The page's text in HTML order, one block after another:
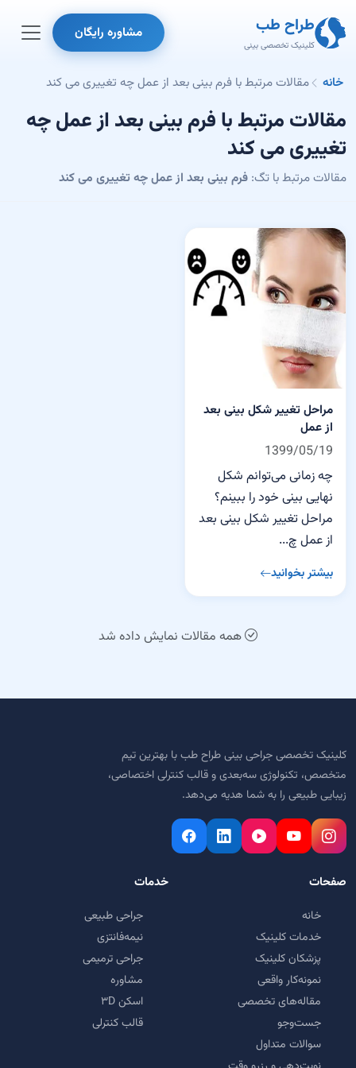
طراح طب
کلینیک تخصصی بینی
مشاوره رایگان
خانه مقالات مرتبط با فرم بینی بعد از عمل چه تغییری می کند
مقالات مرتبط با فرم بینی بعد از عمل چه
تغییری می کند
مقالات مرتبط با تگ: فرم بینی بعد از عمل چه تغییری می کند
مراحل تغییر شکل بینی بعد
از عمل
1399/05/19
چه زمانی می‌توانم شکل
نهایی بینی خود را ببینم؟
مراحل تغییر شکل بینی بعد
از عمل چ...
بیشتر بخوانید
همه مقالات نمایش داده شد
کلینیک تخصصی جراحی بینی طراح طب با بهترین تیم
متخصص، تکنولوژی سه‌بعدی و قالب کنترلی اختصاصی،
زیبایی طبیعی را به شما هدیه می‌دهد.
صفحات
خانه
خدمات کلینیک
پزشکان کلینیک
نمونه‌کار واقعی
مقاله‌های تخصصی
جست‌وجو
سوالات متداول
خدمات
جراحی طبیعی
نیمه‌فانتزی
جراحی ترمیمی
مشاوره
اسکن ۳D
قالب کنترلی